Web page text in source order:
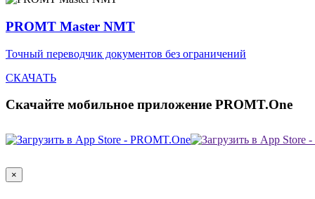
PROMT Master NMT
Точный переводчик документов без ограничений
СКАЧАТЬ
Скачайте мобильное приложение PROMT.One
×